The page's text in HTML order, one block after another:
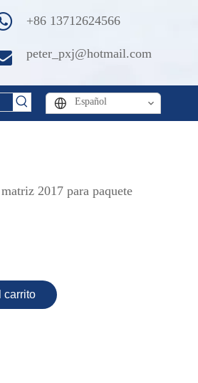
+86 13712624566
peter_pxj@hotmail.com
Español
2017 para paquete
carrito